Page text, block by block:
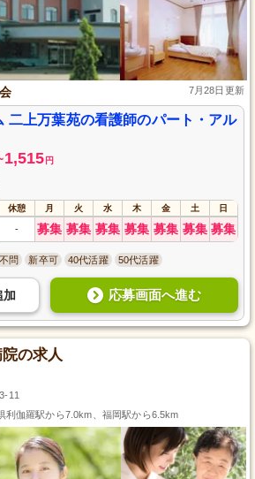
7月28日更新
二上万葉苑の看護師のパート・アル
1,515 円
休憩 月 火 水 木 金 土 日
- 募集 募集 募集 募集 募集 募集 募集
問 新卒可 40代活躍 50代活躍
加 応募画面へ進む
の求人
11
利伽羅駅から7.0km、福岡駅から6.5km